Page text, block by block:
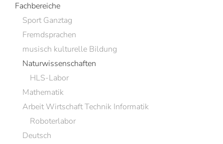
Fachbereiche
Sport Ganztag
Fremdsprachen
musisch kulturelle Bildung
Naturwissenschaften
HLS-Labor
Mathematik
Arbeit Wirtschaft Technik Informatik
Roboterlabor
Deutsch